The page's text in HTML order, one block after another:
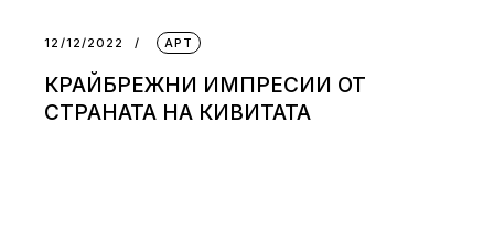
12/12/2022 АРТ
КРАЙБРЕЖНИ ИМПРЕСИИ ОТ
СТРАНАТА НА КИВИТАТА